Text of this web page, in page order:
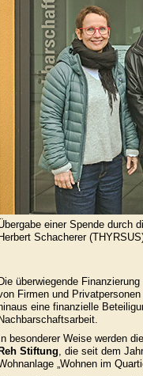
einer Spende durch
Herbert Schacherer
Die überwiegende
Firmen und
hinaus eine finanzielle
Nachbarschaftsarbeit.
In besonderer Weise werden
Reh Stiftung, die seit dem
„Wohnen im